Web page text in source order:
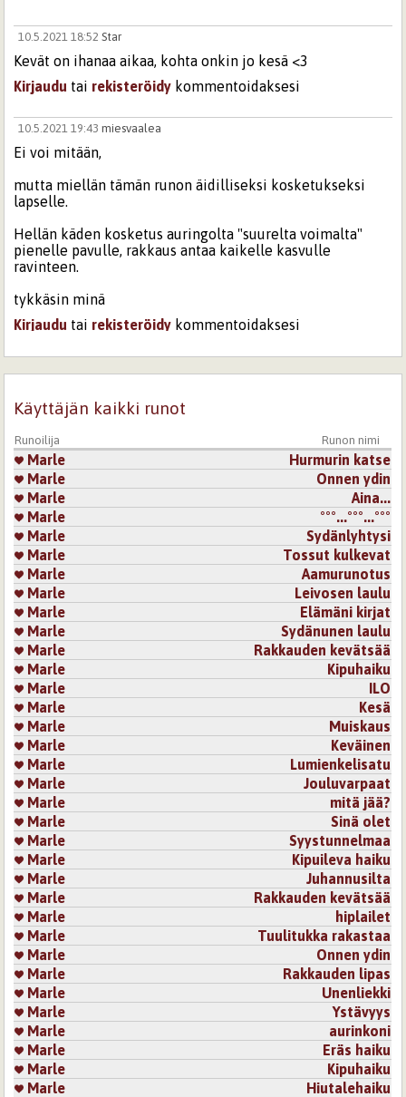
10.5.2021 18:52 Star
Kevät on ihanaa aikaa, kohta onkin jo kesä <3
Kirjaudu tai rekisteröidy kommentoidaksesi
10.5.2021 19:43 miesvaalea
Ei voi mitään,
mutta miellän tämän runon äidilliseksi kosketukseksi
lapselle.
Hellän käden kosketus auringolta "suurelta voimalta"
pienelle pavulle, rakkaus antaa kaikelle kasvulle
ravinteen.
tykkäsin minä
Kirjaudu tai rekisteröidy kommentoidaksesi
Kirjaudutai rekisteröidykommentoidaksesi
11.5.2021 0:08
Herkästi lähtee kesän ajatus sinultakin😊 katselin
aamulla kärhön muutaman millin nuppuja..
Kirjaudutairekisteröidykommentoidaksesi
11.5.2021 9:27arlette
Hellää ja lämpöistä runoutta kevään ja kasvun ihmeestä.
Kirjaudutairekisteröidykommentoidaksesi
11.5.2021 10:35niiu
Ihanuus ! ❤
Kirjaudu
11.8.2021 2:29merenaalto
Ihana runo. Tykkään tosi paljon.
Kirjaudu
25.10.2021 21:49
Kaunis, herkkä runo.
Kirjaudutairekisteröidykommentoidaksesi
Sivut
Käyttäjän kaikki runot
Runoilija Runon nimi
Marle
Hurmurin katse
Marle
Onnen ydin
Marle
​Aina...
Marle
°°°...°°°...°°°
Marle
Sydänlyhtysi
Marle
Tossut kulkevat
Marle
Aamurunotus
Marle
Leivosen laulu
Marle
Elämäni kirjat
Marle
Sydänunen laulu
Marle
Rakkauden kevätsää
Marle
Kipuhaiku
Marle
ILO
Marle
Kesä
Marle
Muiskaus
Marle
Keväinen
Marle
Lumienkelisatu
Marle
Jouluvarpaat
Marle
mitä jää?
Marle
Sinä olet
Marle
Syystunnelmaa
Marle
Kipuileva haiku
Marle
Juhannusilta
Marle
Rakkauden kevätsää
Marle
hiplailet
Marle
Tuulitukka rakastaa
Marle
Onnen ydin
Marle
Rakkauden lipas
Marle
Unenliekki
Marle
Ystävyys
Marle
aurinkoni
Marle
Eräs haiku
Marle
Kipuhaiku
Marle
Hiutalehaiku